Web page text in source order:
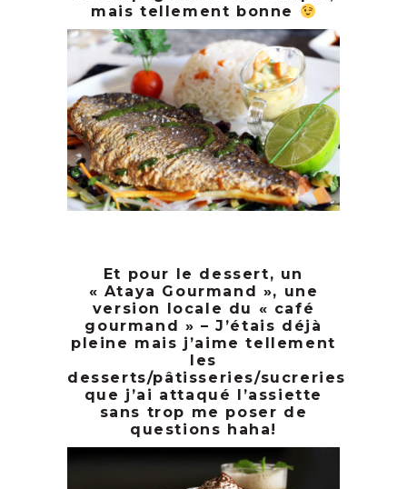
mais tellement bonne
Et pour le dessert, un
« Ataya Gourmand », une
version locale du « café
gourmand » – J’étais déjà
pleine mais j’aime tellement
les
desserts/pâtisseries/sucreries
que j’ai attaqué l’assiette
sans trop me poser de
questions haha!